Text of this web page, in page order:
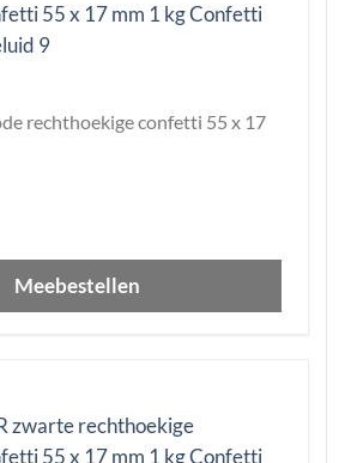
rechthoekige confetti 55 x 17
Meebestellen